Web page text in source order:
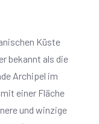
Küste
bekannt als die
Archipel im
mit einer Fläche
und winzige